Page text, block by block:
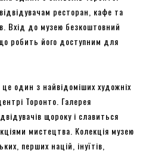
ресторан, кафе та
Вхід до музею безкоштовний
робить його доступним для
один з найвідоміших художніх
Торонто. Галерея
щороку і славиться
мистецтва. Колекція музею
перших націй, інуїтів,